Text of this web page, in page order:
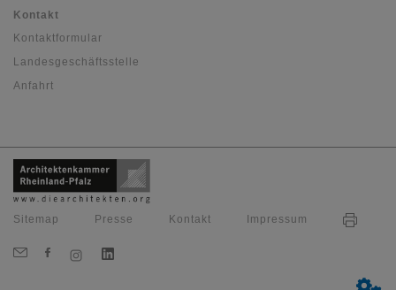
Kontakt
Kontaktformular
Landesgeschäftsstelle
Anfahrt
Sitemap Presse Kontakt Impressum